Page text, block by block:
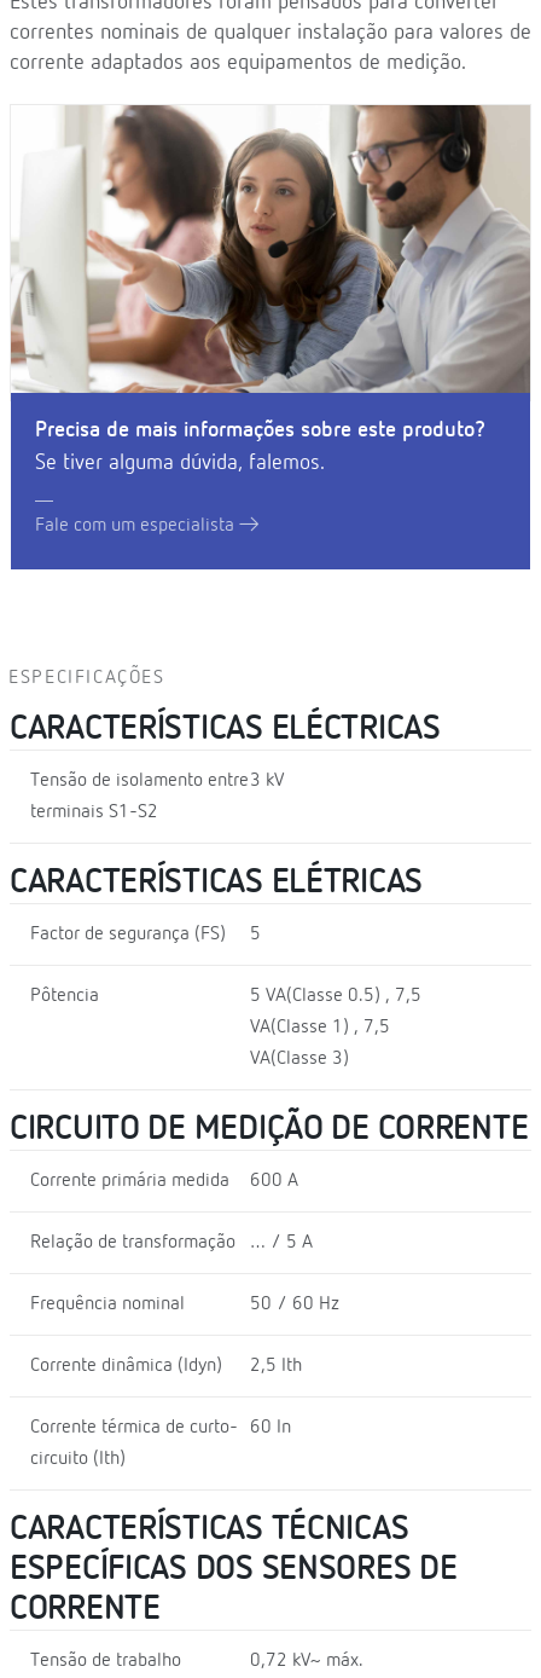
correntes nominais de qualquer instalação para valores de
corrente adaptados aos equipamentos de medição.
Precisa de mais informações sobre este produto?
Se tiver alguma dúvida, falemos.
Fale com um especialista
ESPECIFICAÇÕES
CARACTERÍSTICAS ELÉCTRICAS
Tensão de isolamento entre
terminais S1-S2
3 kV
CARACTERÍSTICAS ELÉTRICAS
Factor de segurança (FS) 5
Pôtencia
5 VA(Classe 0.5) , 7,5
VA(Classe 1) , 7,5
VA(Classe 3)
CIRCUITO DE MEDIÇÃO DE CORRENTE
Corrente primária medida 600 A
Relação de transformação … / 5 A
Frequência nominal 50 / 60 Hz
Corrente dinâmica (Idyn) 2,5 Ith
Corrente térmica de curto-
circuito (Ith)
60 In
CARACTERÍSTICAS TÉCNICAS
ESPECÍFICAS DOS SENSORES DE
CORRENTE
Tensão de trabalho 0,72 kV~ máx.